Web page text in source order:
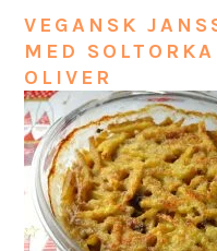
VEGANSK
MED
OLIVER